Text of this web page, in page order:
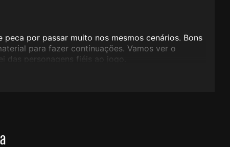
peca por passar muito nos mesmos cenários. Bons
para fazer continuações. Vamos ver o
das personagens fiéis ao jogo.